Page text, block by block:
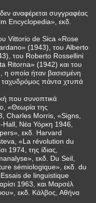
αναφέρεται συγγραφέας
Encyclopedia», εκδ.
Vittorio de Sica «Rose
(1943), του Alberto
του Roberto Rossellini
Ritorna» (1942) και του
οποία ήταν βασισμένη
πάντα χτυπά
που συνοπτικά
«Θεωρία της
Charles Morris, «Signs,
Hall, Νέα Υόρκη 1946,
εκδ. Harvard
«La révolution du
1974, της ίδιας,
εκδ. Du Seil,
sémiologique», εκδ. du
de linguistique
1963, και Μαρσέλ
εκδ. Κάλβος, Αθήνα